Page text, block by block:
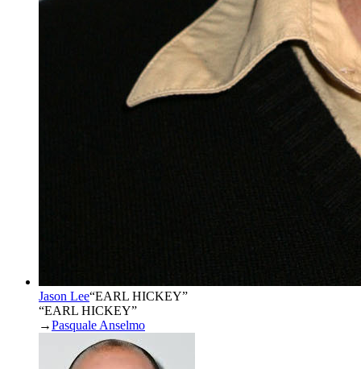
Jason Lee“EARL HICKEY”
“EARL HICKEY”
→Pasquale Anselmo